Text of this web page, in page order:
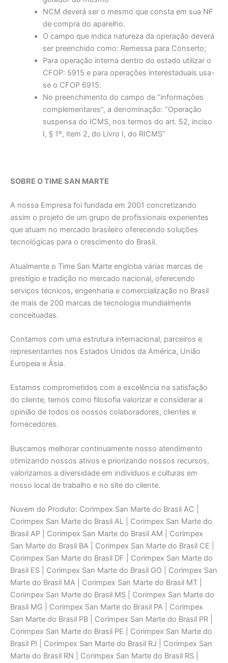
NCM deverá ser o mesmo que consta em sua NF
de compra do aparelho.
O campo que indica natureza da operação deverá
ser preenchido como: Remessa para Conserto;
Para operação interna dentro do estado utilizar o
CFOP: 5915 e para operações interestaduais usa-
se o CFOP 6915.
No preenchimento do campo de “informações
complementares”, a denominação: “Operação
suspensa do ICMS, nos termos do art. 52, inciso
I, § 1º, item 2, do Livro I, do RICMS”
SOBRE O TIME SAN MARTE
A nossa Empresa foi fundada em 2001 concretizando
assim o projeto de um grupo de profissionais experientes
que atuam no mercado brasileiro oferecendo soluções
tecnológicas para o crescimento do Brasil.
Atualmente o Time San Marte engloba várias marcas de
prestígio e tradição no mercado nacional, oferecendo
serviços técnicos, engenharia e comercialização no Brasil
de mais de 200 marcas de tecnologia mundialmente
conceituadas.
Contamos com uma estrutura internacional, parceiros e
representantes nos Estados Unidos da América, União
Europeia e Ásia.
Estamos comprometidos com a excelência na satisfação
do cliente, temos como filosofia valorizar e considerar a
opinião de todos os nossos colaboradores, clientes e
fornecedores.
Buscamos melhorar continuamente nosso atendimento
otimizando nossos ativos e priorizando nossos recursos,
valorizamos a diversidade em indivíduos e culturas em
nosso local de trabalho e no site do cliente.
Nuvem do Produto: Corimpex San Marte do Brasil AC |
Corimpex San Marte do Brasil AL | Corimpex San Marte do
Brasil AP | Corimpex San Marte do Brasil AM | Corimpex
San Marte do Brasil BA | Corimpex San Marte do Brasil CE |
Corimpex San Marte do Brasil DF | Corimpex San Marte do
Brasil ES | Corimpex San Marte do Brasil GO | Corimpex San
Marte do Brasil MA | Corimpex San Marte do Brasil MT |
Corimpex San Marte do Brasil MS | Corimpex San Marte do
Brasil MG | Corimpex San Marte do Brasil PA | Corimpex
San Marte do Brasil PB | Corimpex San Marte do Brasil PR |
Corimpex San Marte do Brasil PE | Corimpex San Marte do
Brasil PI | Corimpex San Marte do Brasil RJ | Corimpex San
Marte do Brasil RN | Corimpex San Marte do Brasil RS |